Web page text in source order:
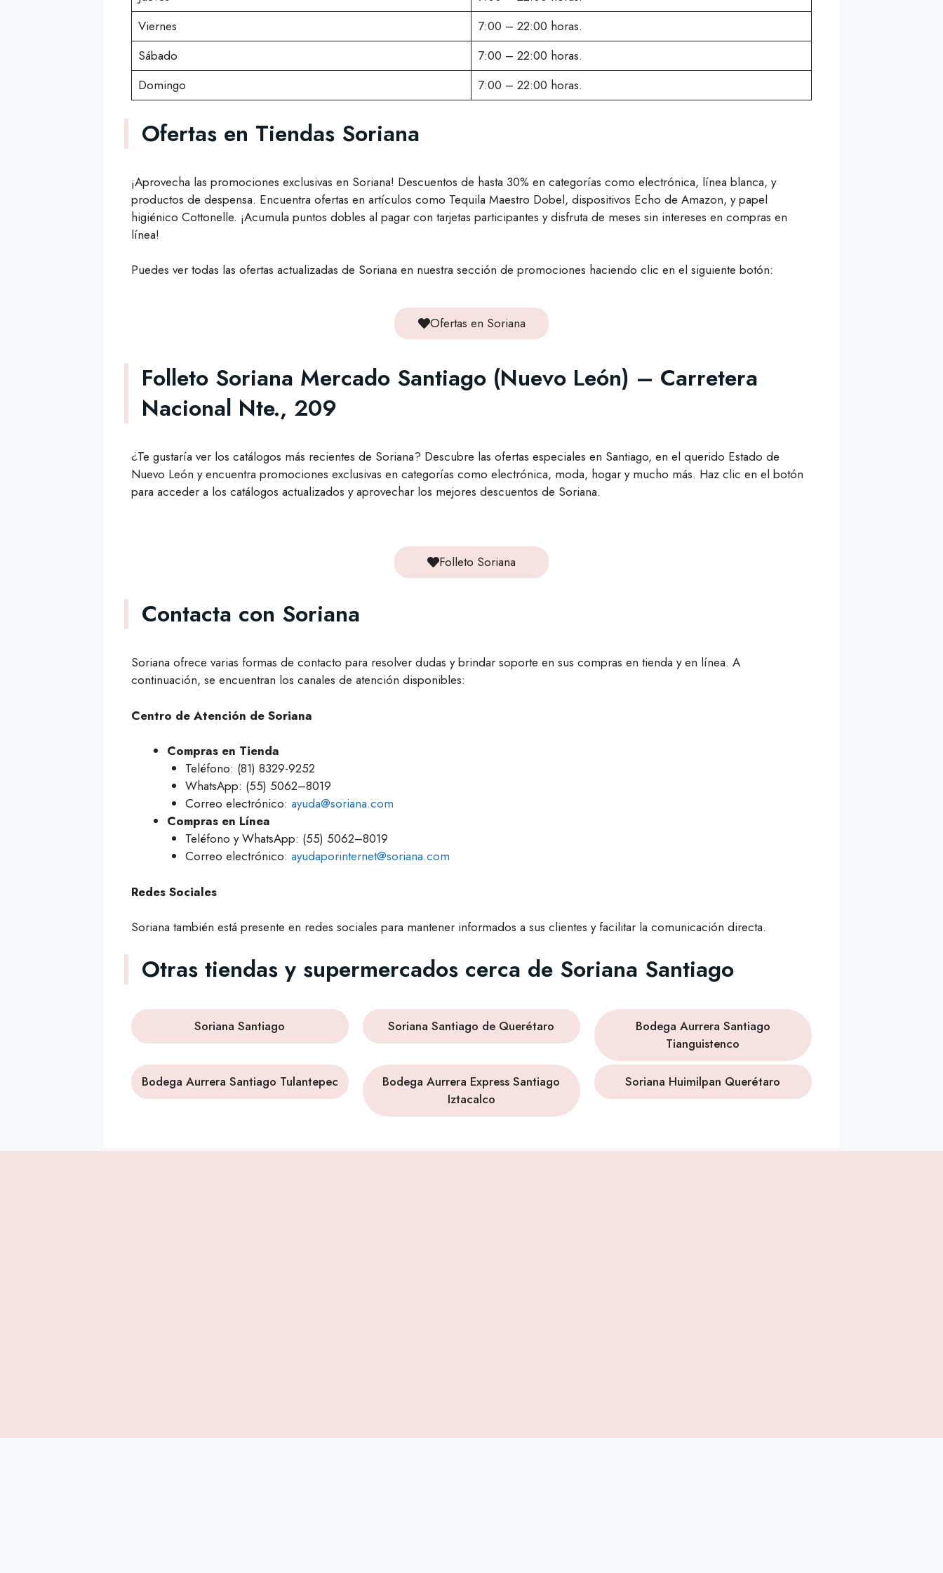
Viernes
7:00 – 22:00 horas.
Sábado
7:00 – 22:00 horas.
Domingo
7:00 – 22:00 horas.
Ofertas en Tiendas Soriana
¡Aprovecha las promociones exclusivas en Soriana! Descuentos de hasta 30% en categorías como electrónica, línea blanca, y
productos de despensa. Encuentra ofertas en artículos como Tequila Maestro Dobel, dispositivos Echo de Amazon, y papel
higiénico Cottonelle. ¡Acumula puntos dobles al pagar con tarjetas participantes y disfruta de meses sin intereses en compras en
línea!
Puedes ver todas las ofertas actualizadas de Soriana en nuestra sección de promociones haciendo clic en el siguiente botón:
Ofertas en Soriana
Folleto Soriana Mercado Santiago (Nuevo León) – Carretera
Nacional Nte., 209
¿Te gustaría ver los catálogos más recientes de Soriana? Descubre las ofertas especiales en Santiago, en el querido Estado de
Nuevo León y encuentra promociones exclusivas en categorías como electrónica, moda, hogar y mucho más. Haz clic en el botón
para acceder a los catálogos actualizados y aprovechar los mejores descuentos de Soriana.
Folleto Soriana
Contacta con Soriana
Soriana ofrece varias formas de contacto para resolver dudas y brindar soporte en sus compras en tienda y en línea. A
continuación, se encuentran los canales de atención disponibles:
Centro de Atención de Soriana
Compras en Tienda
Teléfono: (81) 8329-9252
WhatsApp: (55) 5062–8019
Correo electrónico: ayuda@soriana.com
Compras en Línea
Teléfono y WhatsApp: (55) 5062–8019
Correo electrónico: ayudaporinternet@soriana.com
Redes Sociales
Soriana también está presente en redes sociales para mantener informados a sus clientes y facilitar la comunicación directa.
Otras tiendas y supermercados cerca de Soriana Santiago
Soriana Santiago Soriana Santiago de Querétaro
Bodega Aurrera Santiago
Tianguistenco
Bodega Aurrera Santiago Tulantepec
Bodega Aurrera Express Santiago
Iztacalco
Soriana Huimilpan Querétaro